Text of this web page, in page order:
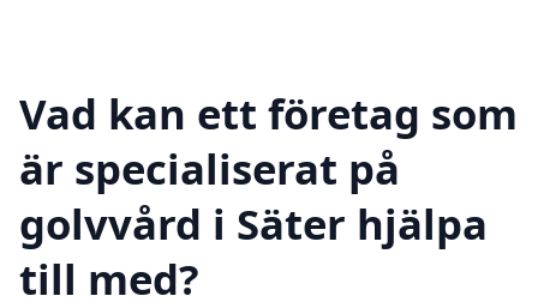
Vad kan ett företag som
är specialiserat på
golvvård i Säter hjälpa
till med?